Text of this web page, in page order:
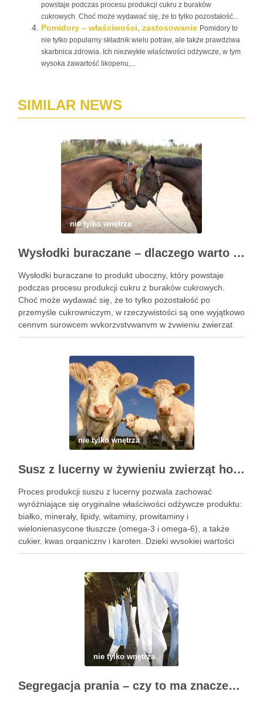
powstaje podczas procesu produkcji cukru z buraków
cukrowych. Choć może wydawać się, że to tylko pozostałość...
Pomidory – właściwości, zastosowanie Pomidory to
nie tylko popularny składnik wielu potraw, ale także prawdziwa
skarbnica zdrowia. Ich niezwykłe właściwości odżywcze, w tym
wysoka zawartość likopenu,...
SIMILAR NEWS
nie tylko wnętrza
Wysłodki buraczane – dlaczego warto je stosować?
Wysłodki buraczane to produkt uboczny, który powstaje
podczas procesu produkcji cukru z buraków cukrowych.
Choć może wydawać się, że to tylko pozostałość po
przemyśle cukrowniczym, w rzeczywistości są one wyjątkowo
cennym surowcem wykorzystywanym w żywieniu zwierząt
gospodarskich, a szczególnie koni. Wysłodki buraczane
nie tylko wnętrza
Susz z lucerny w żywieniu zwierząt hodowlanych
Proces produkcji suszu z lucerny pozwala zachować
wyróżniające się oryginalne właściwości odżywcze produktu:
białko, minerały, lipidy, witaminy, prowitaminy i
wielonienasycone tłuszcze (omega-3 i omega-6), a także
cukier, kwas organiczny i karoten. Dzięki wysokiej wartości
pokarmowej susz z lucerny jest idealną karmą dla krów
nie tylko wnętrza
Segregacja prania – czy to ma znaczenie?